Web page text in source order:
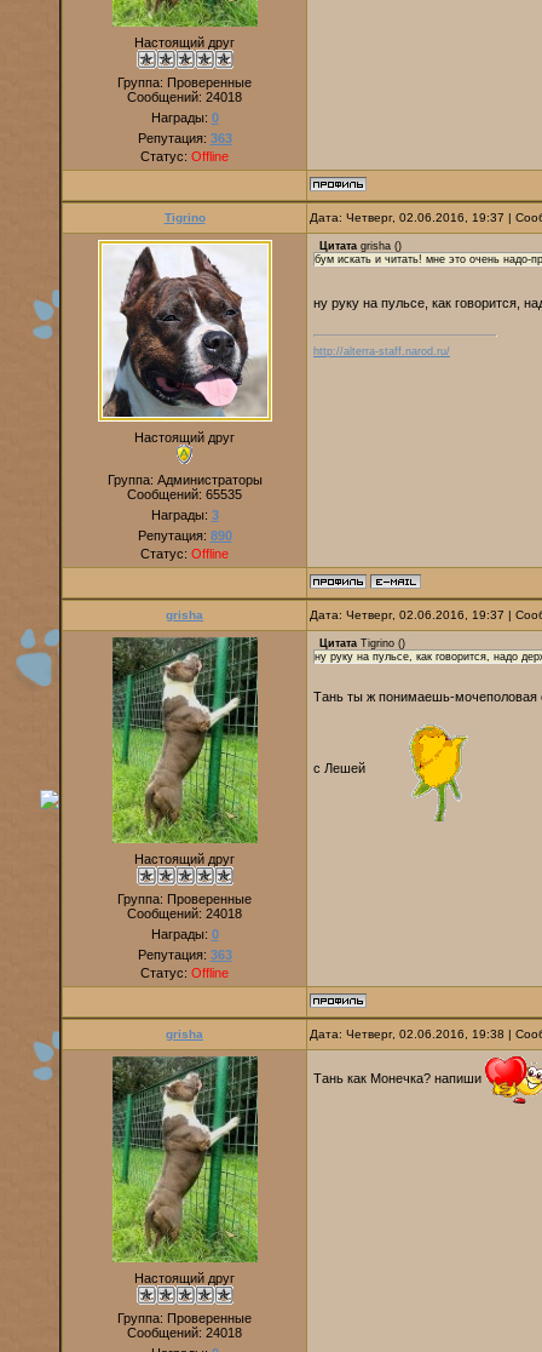
Настоящий друг
Группа: Проверенные
Сообщений: 24018
Награды: 0
Репутация: 363
Статус: Offline
Tigrino Дата: Четверг, 02.06.2016, 19:37 |
Настоящий друг
Группа: Администраторы
Сообщений: 65535
Награды: 3
Репутация: 890
Статус: Offline
Цитата grisha ()
бум искать и читать! мне это очень надо-
ну руку на пульсе, как говорится,
http://alterra-staff.narod.ru/
grisha Дата: Четверг, 02.06.2016, 19:37 |
Настоящий друг
Группа: Проверенные
Сообщений: 24018
Награды: 0
Репутация: 363
Статус: Offline
Цитата Tigrino ()
ну руку на пульсе, как говорится, надо
Тань ты ж понимаешь-мочеполовая
с Лешей
grisha Дата: Четверг, 02.06.2016, 19:38 |
Настоящий друг
Группа: Проверенные
Сообщений: 24018
Тань как Монечка? напиши